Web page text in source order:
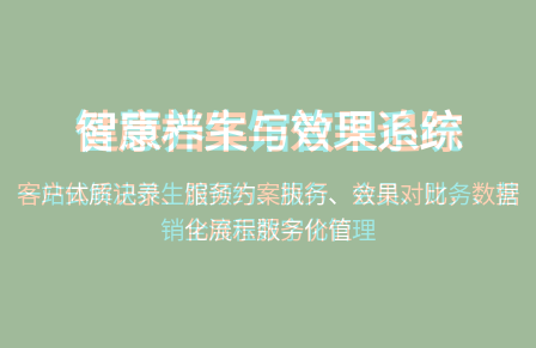
会员营销&锁客
会员积分、套餐定制、精准营销、客户关怀，提
升复购率与客单价
预约与工位管理
在线预约、智能排班、技师调度、房间/床位状态
一目了然，提升资源利用率
健康档案与效果追踪
客户体质记录、服务方案执行、效果对比，数据
化展示服务价值
智慧养生馆管理系统
一站式解决养生馆预约、服务、会员、财务、营
销全流程数字化管理